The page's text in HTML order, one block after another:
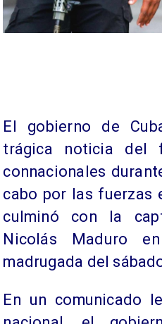
El gobierno de
trágica noticia del
connacionales
cabo por las fuerzas
culminó con la
Nicolás Maduro
madrugada del
En un comunicado